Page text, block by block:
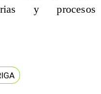
y procesos